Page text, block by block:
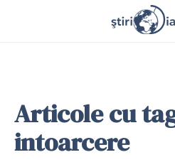
Articole cu
intoarcere